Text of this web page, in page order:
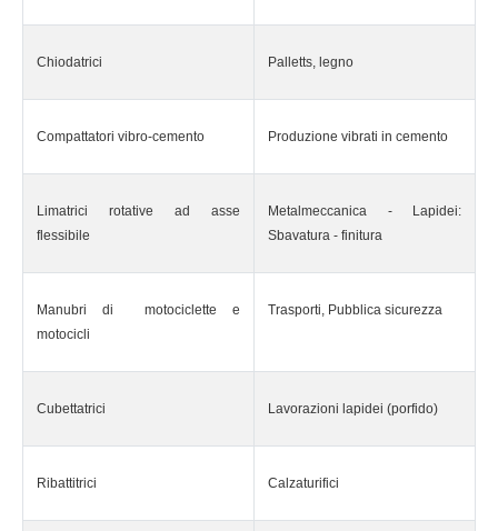
Chiodatrici Palletts, legno
Compattatori vibro-cemento Produzione vibrati in cemento
Limatrici rotative ad asse
flessibile
Metalmeccanica - Lapidei:
Sbavatura - finitura
Manubri di motociclette e
motocicli
Trasporti, Pubblica sicurezza
Cubettatrici Lavorazioni lapidei (porfido)
Ribattitrici Calzaturifici